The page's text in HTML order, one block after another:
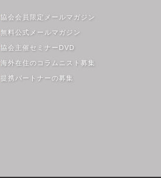
協会会員限定メールマガジン
無料公式メールマガジン
協会主催セミナーDVD
海外在住のコラムニスト募集
提携パートナーの募集